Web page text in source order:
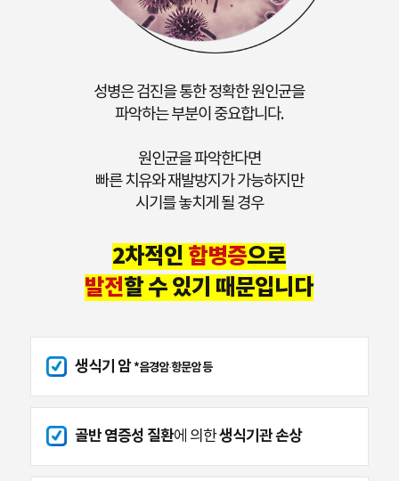
성병은 검진을 통한 정확한 원인균을
파악하는 부분이 중요합니다.
원인균을 파악한다면
빠른 치유와 재발방지가 가능하지만
시기를 놓치게 될 경우
2차적인 합병증으로
발전할 수 있기 때문입니다
생식기 암*음경암·항문암 등
골반 염증성 질환에 의한생식기관 손상